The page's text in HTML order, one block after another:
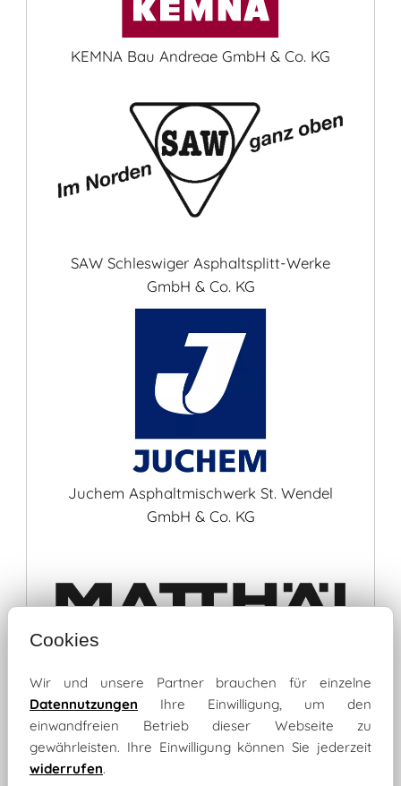
KEMNA Bau Andreae GmbH & Co. KG
SAW Schleswiger Asphaltsplitt-Werke
GmbH & Co. KG
Juchem Asphaltmischwerk St. Wendel
GmbH & Co. KG
Matthäi Schaumburg GmbH & Co. KG
Cookies
Wir und unsere Partner brauchen für einzelne
Datennutzungen Ihre Einwilligung, um den
einwandfreien Betrieb dieser Webseite zu
gewährleisten. Ihre Einwilligung können Sie jederzeit
widerrufen.